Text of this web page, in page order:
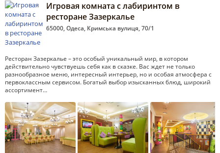
Игровая комната с лабиринтом в
ресторане Зазеркалье
65000, Одеса, Кримська вулиця, 70/1
Ресторан Зазеркалье – это особый уникальный мир, в котором
действительно чувствуешь себя как в сказке. Вас ждет не только
разнообразное меню, интересный интерьер, но и особая атмосфера с
первоклассным сервисом. Богатый выбор изысканных блюд, широкий
ассортимент…